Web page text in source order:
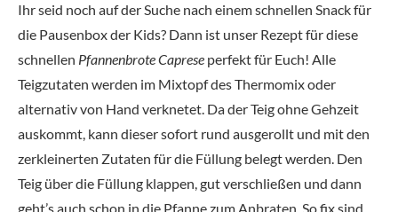
Ihr seid noch auf der Suche nach einem schnellen Snack für
die Pausenbox der Kids? Dann ist unser Rezept für diese
schnellen Pfannenbrote Caprese perfekt für Euch! Alle
Teigzutaten werden im Mixtopf des Thermomix oder
alternativ von Hand verknetet. Da der Teig ohne Gehzeit
auskommt, kann dieser sofort rund ausgerollt und mit den
zerkleinerten Zutaten für die Füllung belegt werden. Den
Teig über die Füllung klappen, gut verschließen und dann
geht’s auch schon in die Pfanne zum Anbraten. So fix sind